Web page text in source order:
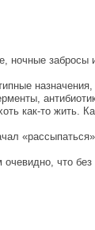
ночные
назначения,
как-то жить.
что без